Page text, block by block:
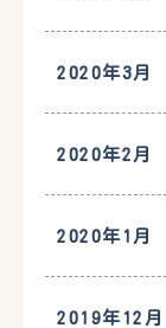
2020年3月
2020年2月
2020年1月
2019年12月